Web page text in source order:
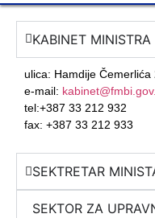
KABINET MINISTRA
ulica: Hamdije
e-mail:
tel:+387 33 212 932
fax: +387 33 212 933
SEKTRETAR
SEKTOR ZA